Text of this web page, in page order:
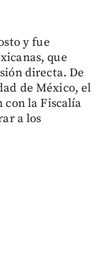
y fue
que
directa. De
de México, el
con la Fiscalía
a los